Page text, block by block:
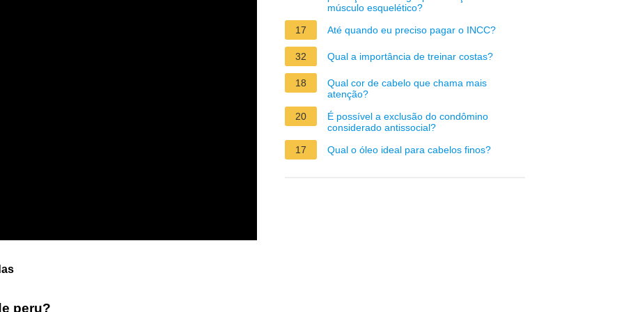
peru?
músculo esquelético?
17
Até quando eu preciso pagar o INCC?
32 Qual a importância de treinar costas?
18
Qual cor de cabelo que chama mais
atenção?
20
É possível a exclusão do condômino
considerado antissocial?
17
Qual o óleo ideal para cabelos finos?